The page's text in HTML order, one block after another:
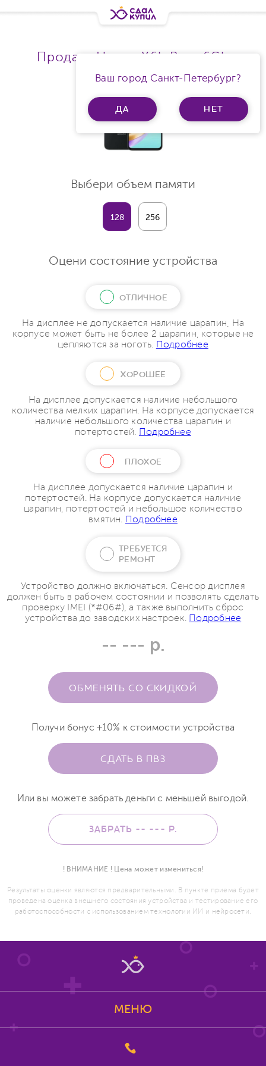
Ваш город Санкт-Петербург?
ДА НЕТ
Продать Honor X6b Ram 6Gb
Выбери объем памяти
128 256
Оцени состояние устройства
ОТЛИЧНОЕ
На дисплее не допускается наличие царапин, На
корпусе может быть не более 2 царапин, которые не
цепляются за ноготь. Подробнее
ХОРОШЕЕ
На дисплее допускается наличие небольшого
количества мелких царапин. На корпусе допускается
наличие небольшого количества царапин и
потертостей. Подробнее
ПЛОХОЕ
На дисплее допускается наличие царапин и
потертостей. На корпусе допускается наличие
царапин, потертостей и небольшое количество
вмятин. Подробнее
ТРЕБУЕТСЯ
РЕМОНТ
Устройство должно включаться. Сенсор дисплея
должен быть в рабочем состоянии и позволять сделать
проверку IMEI (*#06#), а также выполнить сброс
устройства до заводских настроек. Подробнее
-- --- р.
ОБМЕНЯТЬ СО СКИДКОЙ
Получи бонус +10% к стоимости устройства
СДАТЬ В ПВЗ
Или вы можете забрать деньги с меньшей выгодой.
ЗАБРАТЬ -- --- Р.
! ВНИМАНИЕ ! Цена может измениться!
Результаты оценки являются предварительными. В пункте приема будет
проведена оценка внешнего состояния устройства и тестирование его
работоспособности с использованием технологии ИИ и нейросети.
МЕНЮ